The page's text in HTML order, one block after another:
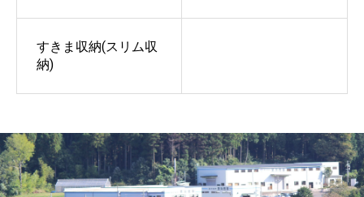
すきま収納(スリム収
納)